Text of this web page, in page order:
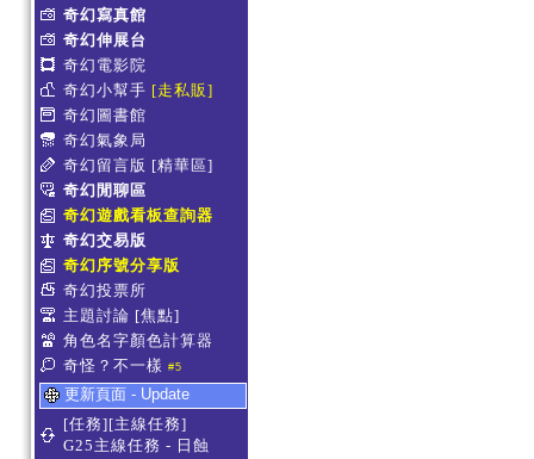
奇幻寫真館
奇幻伸展台
奇幻電影院
奇幻小幫手 [走私販]
奇幻圖書館
奇幻氣象局
奇幻留言版 [精華區]
奇幻閒聊區
奇幻遊戲看板查詢器
奇幻交易版
奇幻序號分享版
奇幻投票所
主題討論 [焦點]
角色名字顏色計算器
奇怪？不一樣 #5
更新頁面 - Update
[任務][主線任務]
G25主線任務 - 日蝕